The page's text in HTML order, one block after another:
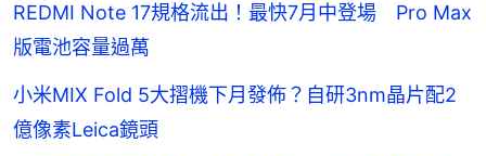
REDMI Note 17規格流出！最快7月中登場 Pro Max
版電池容量過萬
小米MIX Fold 5大摺機下月發佈？自研3nm晶片配2
億像素Leica鏡頭